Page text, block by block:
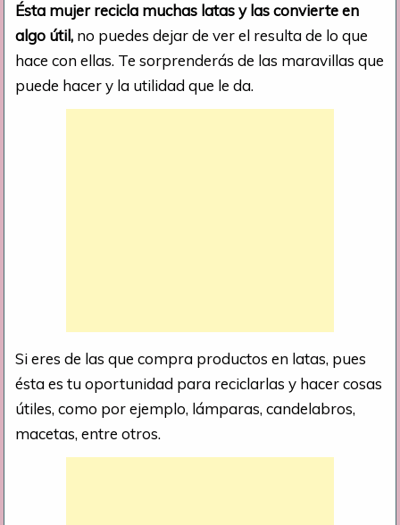
Ésta mujer recicla muchas latas y las convierte en
algo útil, no puedes dejar de ver el resulta de lo que
hace con ellas. Te sorprenderás de las maravillas que
puede hacer y la utilidad que le da.
Si eres de las que compra productos en latas, pues
ésta es tu oportunidad para reciclarlas y hacer cosas
útiles, como por ejemplo, lámparas, candelabros,
macetas, entre otros.